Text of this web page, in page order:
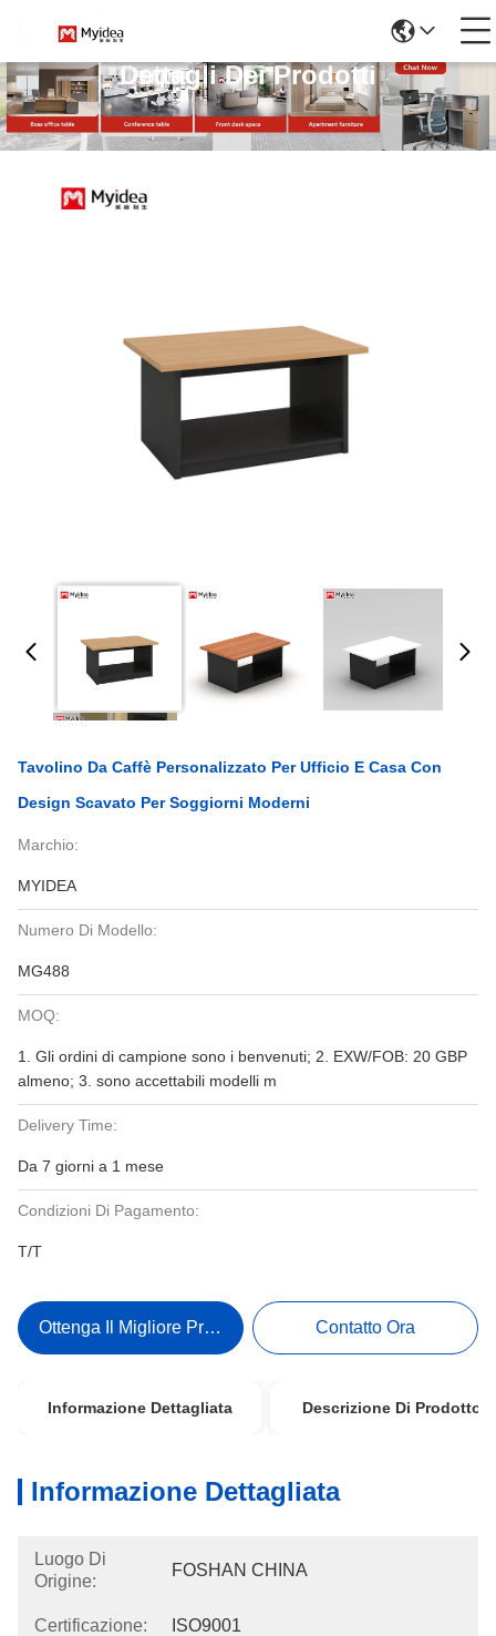
Dettagli Dei Prodotti
Tavolino Da Caffè Personalizzato Per Ufficio E Casa Con
Design Scavato Per Soggiorni Moderni
Marchio:
MYIDEA
Numero Di Modello:
MG488
MOQ:
1. Gli ordini di campione sono i benvenuti; 2. EXW/FOB: 20 GBP
almeno; 3. sono accettabili modelli m
Delivery Time:
Da 7 giorni a 1 mese
Condizioni Di Pagamento:
T/T
Ottenga Il Migliore Prezzo Contatto Ora
Informazione Dettagliata Descrizione Di Prodotto
Informazione Dettagliata
Luogo Di
Origine:
FOSHAN CHINA
Certificazione: ISO9001